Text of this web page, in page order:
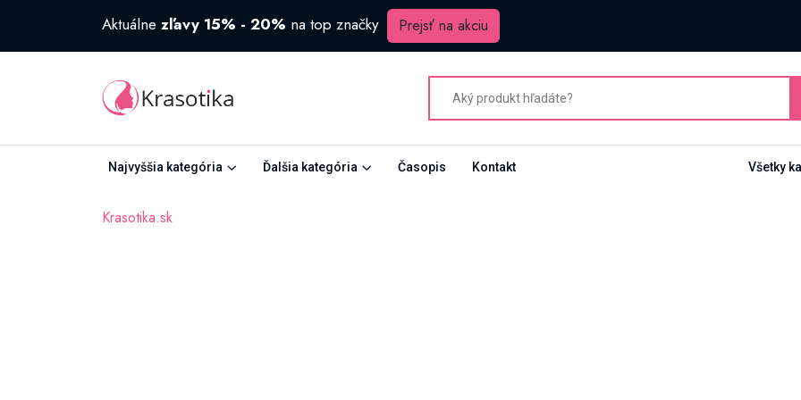
Aktuálne zľavy 15% - 20% na top značky Prejsť na akciu
Najvyššia kategória Ďalšia kategória Časopis Kontakt Všetky
Krasotika.sk